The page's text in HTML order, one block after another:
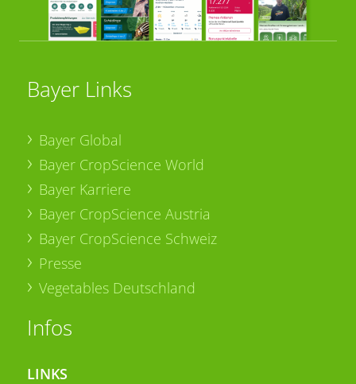
Bayer Links
Bayer Global
Bayer CropScience World
Bayer Karriere
Bayer CropScience Austria
Bayer CropScience Schweiz
Presse
Vegetables Deutschland
Infos
LINKS